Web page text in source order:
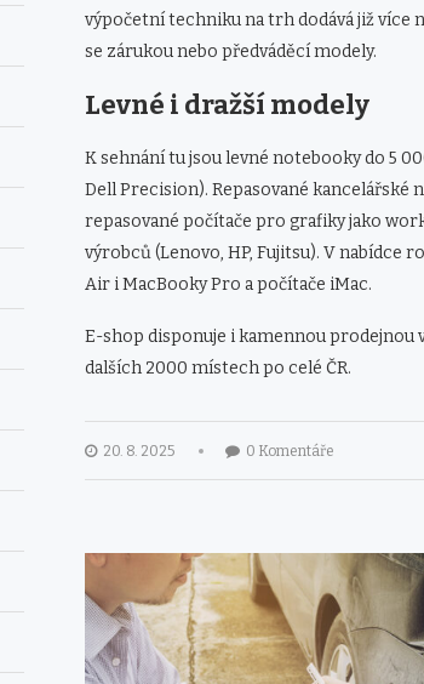
výpočetní techniku na trh dodává již více
se zárukou nebo předváděcí modely.
Levné i dražší modely
K sehnání tu jsou levné notebooky do 5
Dell Precision). Repasované kancelářské
repasované počítače pro grafiky jako
výrobců (Lenovo, HP, Fujitsu). V nabídce
Air i MacBooky Pro a počítače iMac.
E-shop disponuje i kamennou prodejnou
dalších 2000 místech po celé ČR.
20. 8. 2025 0 Komentáře